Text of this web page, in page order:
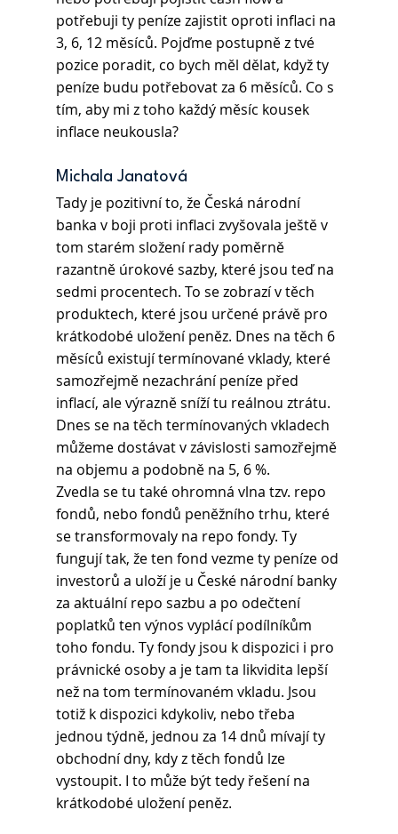
potřebuji ty peníze zajistit oproti inflaci na
3, 6, 12 měsíců. Pojďme postupně z tvé
pozice poradit, co bych měl dělat, když ty
peníze budu potřebovat za 6 měsíců. Co s
tím, aby mi z toho každý měsíc kousek
inflace neukousla?
Michala Janatová
Tady je pozitivní to, že Česká národní
banka v boji proti inflaci zvyšovala ještě v
tom starém složení rady poměrně
razantně úrokové sazby, které jsou teď na
sedmi procentech. To se zobrazí v těch
produktech, které jsou určené právě pro
krátkodobé uložení peněz. Dnes na těch 6
měsíců existují termínované vklady, které
samozřejmě nezachrání peníze před
inflací, ale výrazně sníží tu reálnou ztrátu.
Dnes se na těch termínovaných vkladech
můžeme dostávat v závislosti samozřejmě
na objemu a podobně na 5, 6 %.
Zvedla se tu také ohromná vlna tzv. repo
fondů, nebo fondů peněžního trhu, které
se transformovaly na repo fondy. Ty
fungují tak, že ten fond vezme ty peníze od
investorů a uloží je u České národní banky
za aktuální repo sazbu a po odečtení
poplatků ten výnos vyplácí podílníkům
toho fondu. Ty fondy jsou k dispozici i pro
právnické osoby a je tam ta likvidita lepší
než na tom termínovaném vkladu. Jsou
totiž k dispozici kdykoliv, nebo třeba
jednou týdně, jednou za 14 dnů mívají ty
obchodní dny, kdy z těch fondů lze
vystoupit. I to může být tedy řešení na
krátkodobé uložení peněz.